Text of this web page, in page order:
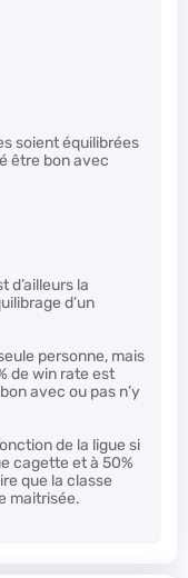
soient équilibrées
être bon avec
d’ailleurs la
d’un
personne, mais
de win rate est
avec ou pas n’y
de la ligue si
cagette et à 50%
que la classe
maitrisée.